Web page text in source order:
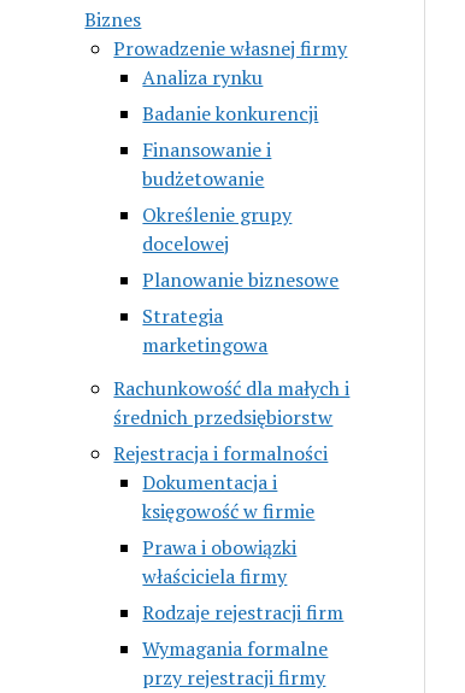
Biznes
Prowadzenie własnej firmy
Analiza rynku
Badanie konkurencji
Finansowanie i
budżetowanie
Określenie grupy
docelowej
Planowanie biznesowe
Strategia
marketingowa
Rachunkowość dla małych i
średnich przedsiębiorstw
Rejestracja i formalności
Dokumentacja i
księgowość w firmie
Prawa i obowiązki
właściciela firmy
Rodzaje rejestracji firm
Wymagania formalne
przy rejestracji firmy